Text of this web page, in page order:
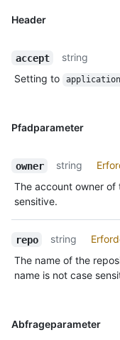
Header
accept
string
Setting to
Pfadparameter
owner string
The account owner of
sensitive.
repo string
The name of the
name is not case
Abfrageparameter